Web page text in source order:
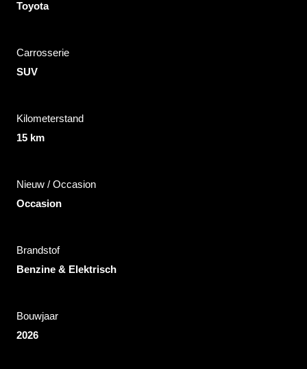
Toyota
Carrosserie
SUV
Kilometerstand
15 km
Nieuw / Occasion
Occasion
Brandstof
Benzine & Elektrisch
Bouwjaar
2026